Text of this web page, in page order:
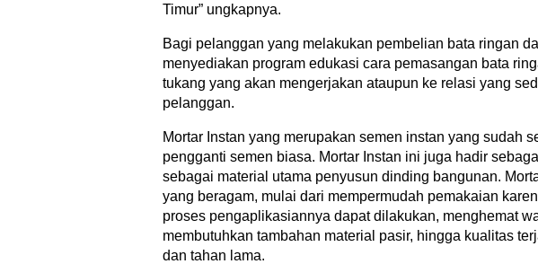
Timur” ungkapnya.
Bagi pelanggan yang melakukan pembelian bata ringan
menyediakan program edukasi cara pemasangan bata
tukang yang akan mengerjakan ataupun ke relasi yang
pelanggan.
Mortar Instan yang merupakan semen instan yang sudah
pengganti semen biasa. Mortar Instan ini juga hadir
sebagai material utama penyusun dinding bangunan.
yang beragam, mulai dari mempermudah pemakaian
proses pengaplikasiannya dapat dilakukan, menghemat
membutuhkan tambahan material pasir, hingga kualitas
dan tahan lama.